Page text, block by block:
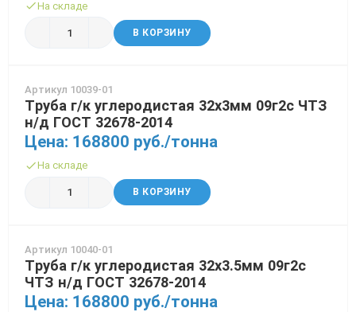
На складе
В КОРЗИНУ
Артикул 10039-01
Труба г/к углеродистая 32х3мм 09г2с ЧТЗ
н/д ГОСТ 32678-2014
Цена: 168800 руб./тонна
На складе
В КОРЗИНУ
Артикул 10040-01
Труба г/к углеродистая 32х3.5мм 09г2с
ЧТЗ н/д ГОСТ 32678-2014
Цена: 168800 руб./тонна